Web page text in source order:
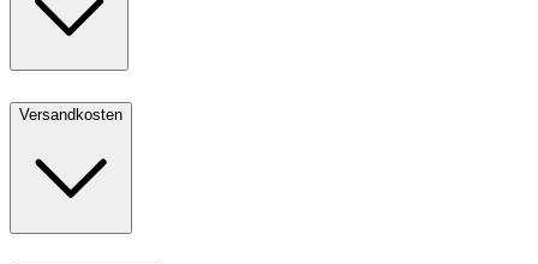
Versandkosten